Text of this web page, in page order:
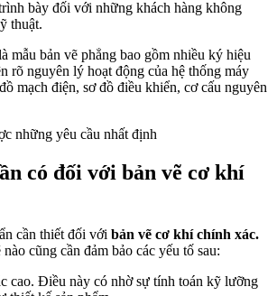
bày đối với những khách hàng không
thuật.
mẫu bản vẽ phẳng bao gồm nhiều ký hiệu
rõ nguyên lý hoạt động của hệ thống máy
mạch điện, sơ đồ điều khiển, cơ cấu nguyên
có đối với bản vẽ cơ khí
cần thiết đối với bản vẽ cơ khí chính xác.
cũng cần đảm bảo các yếu tố sau:
cao. Điều này có nhờ sự tính toán kỹ lưỡng